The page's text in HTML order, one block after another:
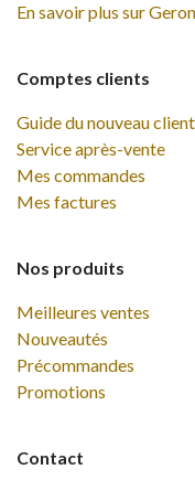
Comptes clients
Guide du nouveau client
Service après-vente
Mes commandes
Mes factures
Nos produits
Meilleures ventes
Nouveautés
Précommandes
Promotions
Contact
En savoir plus sur